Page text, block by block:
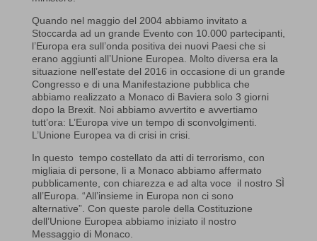
Quando nel maggio del 2004 abbiamo invitato a
Stoccarda ad un grande Evento con 10.000 partecipanti,
l’Europa era sull’onda positiva dei nuovi Paesi che si
erano aggiunti all’Unione Europea. Molto diversa era la
situazione nell’estate del 2016 in occasione di un grande
Congresso e di una Manifestazione pubblica che
abbiamo realizzato a Monaco di Baviera solo 3 giorni
dopo la Brexit. Noi abbiamo avvertito e avvertiamo
tutt’ora: L’Europa vive un tempo di sconvolgimenti.
L’Unione Europea va di crisi in crisi.
In questo tempo costellato da atti di terrorismo, con
migliaia di persone, lì a Monaco abbiamo affermato
pubblicamente, con chiarezza e ad alta voce il nostro SÌ
all’Europa. “All’insieme in Europa non ci sono
alternative”. Con queste parole della Costituzione
dell’Unione Europea abbiamo iniziato il nostro
Messaggio di Monaco.